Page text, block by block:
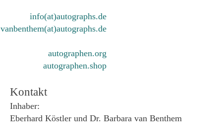
info(at)autographs.de
vanbenthem(at)autographs.de
autographen.org
autographen.shop
Kontakt
Inhaber:
Eberhard Köstler und Dr. Barbara van Benthem